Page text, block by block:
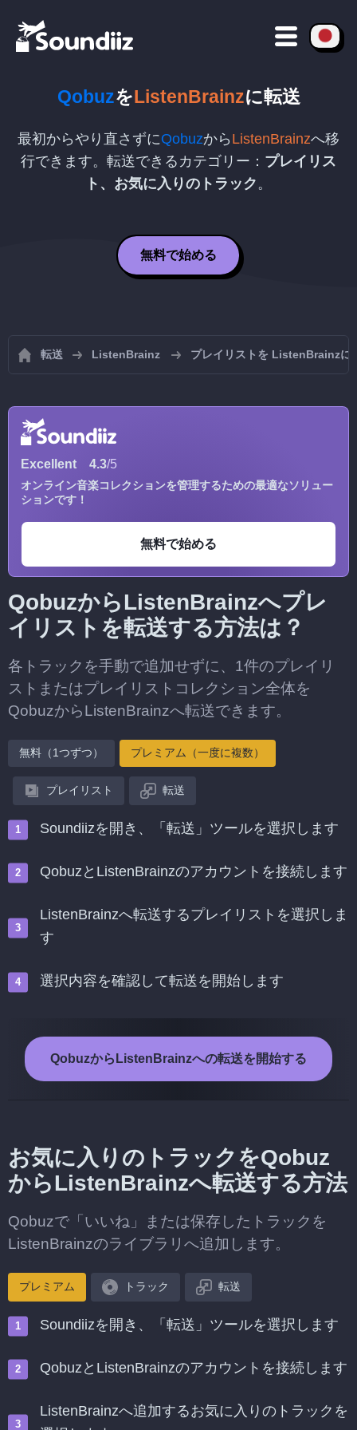
QobuzをListenBrainzに転送
最初からやり直さずにQobuzから ListenBrainzへ移
行できます。転送できるカテゴリー： プレイリス
ト、お気に入りのトラック。
無料で始める
転送 ListenBrainz プレイリストを ListenBrainzに
Excellent 4.3/5
オンライン音楽コレクションを管理するための最適なソリュー
ションです！
無料で始める
QobuzからListenBrainzへプレ
イリストを転送する方法は？
各トラックを手動で追加せずに、1件のプレイリ
ストまたはプレイリストコレクション全体を
QobuzからListenBrainzへ転送できます。
無料（1つずつ） プレミアム（一度に複数）
プレイリスト 転送
Soundiizを開き、「転送」ツールを選択します
QobuzとListenBrainzのアカウントを接続します
ListenBrainzへ転送するプレイリストを選択しま
す
選択内容を確認して転送を開始します
QobuzからListenBrainzへの転送を開始する
お気に入りのトラックをQobuz
からListenBrainzへ転送する方法
Qobuzで「いいね」または保存したトラックを
ListenBrainzのライブラリへ追加します。
プレミアム トラック 転送
Soundiizを開き、「転送」ツールを選択します
QobuzとListenBrainzのアカウントを接続します
ListenBrainzへ追加するお気に入りのトラックを